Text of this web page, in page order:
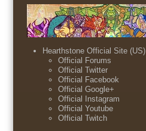
Hearthstone Official Site (US)
Official Forums
Official Twitter
Official Facebook
Official Google+
Official Instagram
Official Youtube
Official Twitch